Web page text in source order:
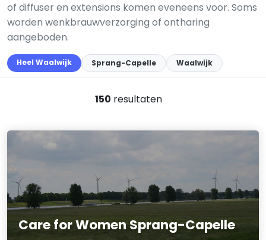
of diffuser en extensions komen eveneens voor. Soms
worden wenkbrauwverzorging of ontharing
aangeboden.
Heel Waalwijk Sprang-Capelle Waalwijk
150 resultaten
Care for Women Sprang-Capelle